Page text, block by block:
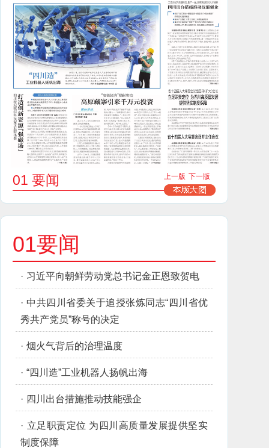
01 要闻 上一版 下一版
01要闻
· 习近平向朝鲜劳动党总书记金正恩致贺电
· 中共四川省委关于追授张炼同志“四川省优
秀共产党员”称号的决定
· 烟火气背后的治理温度
· “四川造”工业机器人扬帆出海
· 四川出台措施推动技能强企
· 立足职责定位 为四川高质量发展提供坚实
制度保障